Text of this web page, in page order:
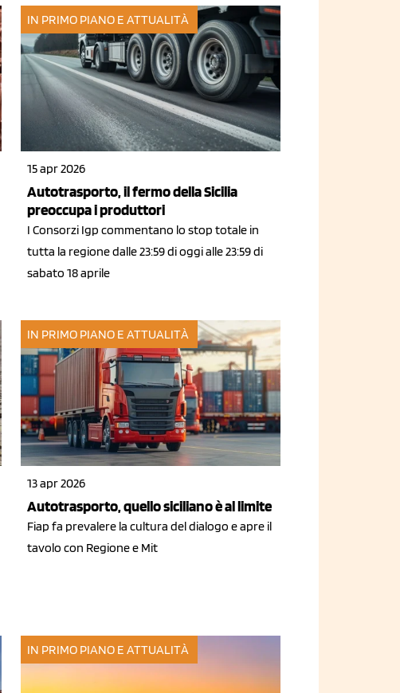
IN PRIMO PIANO E ATTUALITÀ
15 apr 2026
Autotrasporto, il fermo della Sicilia
preoccupa i produttori
I Consorzi Igp commentano lo stop totale in
tutta la regione dalle 23:59 di oggi alle 23:59 di
sabato 18 aprile
IN PRIMO PIANO E ATTUALITÀ
13 apr 2026
Autotrasporto, quello siciliano è al limite
Fiap fa prevalere la cultura del dialogo e apre il
tavolo con Regione e Mit
IN PRIMO PIANO E ATTUALITÀ